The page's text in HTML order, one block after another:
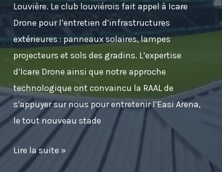
Louvière. Le club louviérois fait appel à Icare
Drone pour l’entretien d’infrastructures
extérieures : panneaux solaires, lampes
projecteurs et sols des gradins. L’expertise
d’Icare Drone ainsi que notre approche
technologique ont convaincu la RAAL de
s’appuyer sur nous pour entretenir l’Easi Arena,
le tout nouveau stade
Nettoyage
de
Lire la suite »